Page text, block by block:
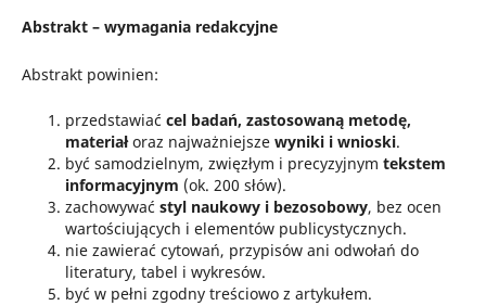
Abstrakt – wymagania redakcyjne
Abstrakt powinien:
przedstawiać cel badań, zastosowaną metodę,
materiałoraz najważniejsze wyniki i wnioski.
być samodzielnym, zwięzłym i precyzyjnym tekstem
informacyjnym (ok. 200 słów).
zachowywać styl naukowy i bezosobowy, bez ocen
wartościujących i elementów publicystycznych.
nie zawierać cytowań, przypisów ani odwołań do
literatury, tabel i wykresów.
być w pełni zgodny treściowo z artykułem.